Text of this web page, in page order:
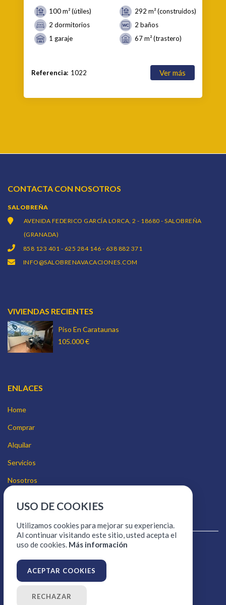
100 m² (útiles)
292 m² (construidos)
2 dormitorios
2 baños
1 garaje
67 m² (trastero)
Referencia: 1022 Ver más
CONTACTA CON NOSOTROS
SALOBREÑA
AVENIDA FEDERICO GARCÍA LORCA, 2 - 18680 - SALOBREÑA
(GRANADA)
858 123 401 - 625 284 146 - 638 882 371
INFO@SALOBRENAVACACIONES.COM
VIVIENDAS RECIENTES
Piso En Carataunas
105.000 €
ENLACES
Home
Comprar
Alquilar
Servicios
Nosotros
Aviso legal
Política de cookies
Política de protección de datos
USO DE COOKIES
Utilizamos cookies para mejorar su experiencia.
Al continuar visitando este sitio, usted acepta el
uso de cookies. Más información
ACEPTAR COOKIES
RECHAZAR